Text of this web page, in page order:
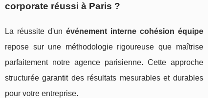
corporate réussi à Paris ?
La réussite d'un événement interne cohésion équipe
repose sur une méthodologie rigoureuse que maîtrise
parfaitement notre agence parisienne. Cette approche
structurée garantit des résultats mesurables et durables
pour votre entreprise.